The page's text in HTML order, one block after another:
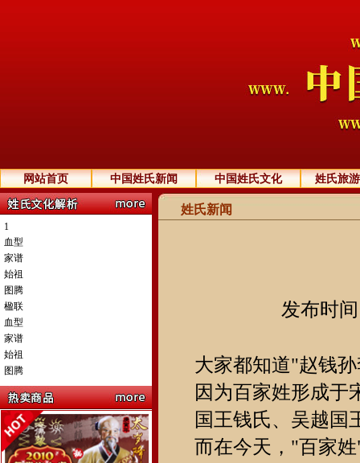
网站首页 中国姓氏新闻 中国姓氏文化 姓氏旅
1
血型
家谱
始祖
图腾
楹联
血型
家谱
始祖
图腾
姓氏新闻
发布时
大家都知道"赵钱
因为百家姓形成于
国王钱氏、吴越国
而在今天，"百家